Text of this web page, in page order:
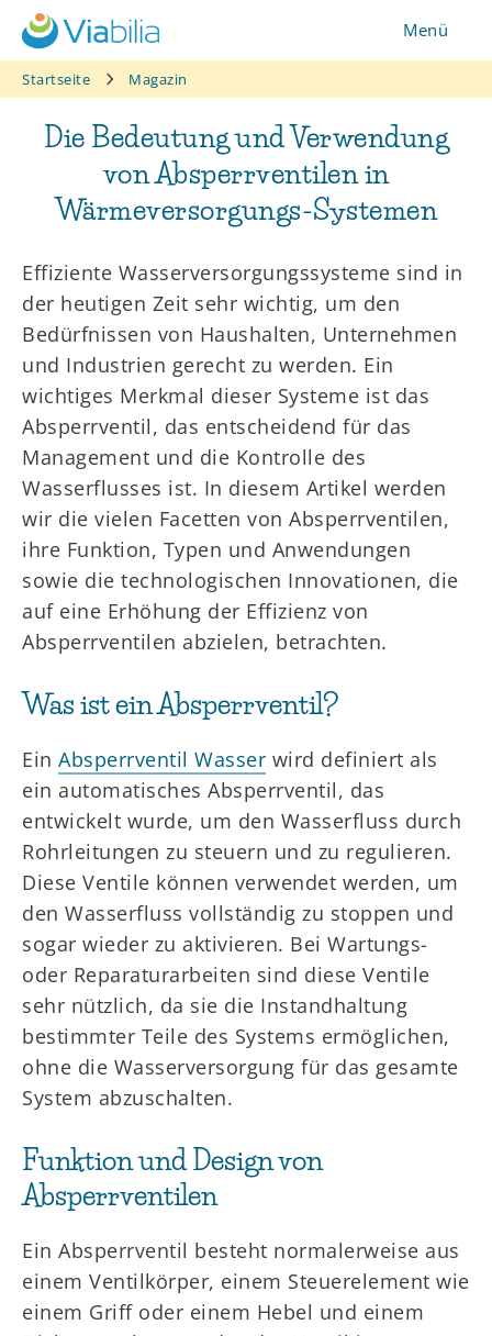
Zum
Inhalt
springen
Menü
Startseite Magazin
Die Bedeutung und Verwendung
von Absperrventilen in
Wärmeversorgungs-Systemen
Effiziente Wasserversorgungssysteme sind in
der heutigen Zeit sehr wichtig, um den
Bedürfnissen von Haushalten, Unternehmen
und Industrien gerecht zu werden. Ein
wichtiges Merkmal dieser Systeme ist das
Absperrventil, das entscheidend für das
Management und die Kontrolle des
Wasserflusses ist. In diesem Artikel werden
wir die vielen Facetten von Absperrventilen,
ihre Funktion, Typen und Anwendungen
sowie die technologischen Innovationen, die
auf eine Erhöhung der Effizienz von
Absperrventilen abzielen, betrachten.
Was ist ein Absperrventil?
Ein Absperrventil Wasser wird definiert als
ein automatisches Absperrventil, das
entwickelt wurde, um den Wasserfluss durch
Rohrleitungen zu steuern und zu regulieren.
Diese Ventile können verwendet werden, um
den Wasserfluss vollständig zu stoppen und
sogar wieder zu aktivieren. Bei Wartungs-
oder Reparaturarbeiten sind diese Ventile
sehr nützlich, da sie die Instandhaltung
bestimmter Teile des Systems ermöglichen,
ohne die Wasserversorgung für das gesamte
System abzuschalten.
Funktion und Design von
Absperrventilen
Ein Absperrventil besteht normalerweise aus
einem Ventilkörper, einem Steuerelement wie
einem Griff oder einem Hebel und einem